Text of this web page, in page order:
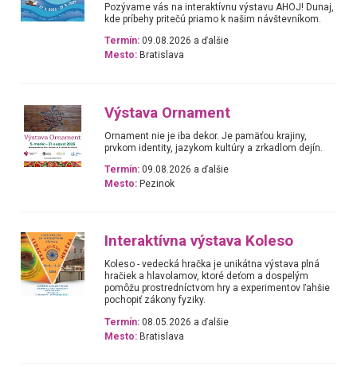
Pozývame vás na interaktívnu výstavu AHOJ! Dunaj,
kde príbehy pritečú priamo k našim návštevníkom.
Termín: 09.08.2026 a ďalšie
Mesto: Bratislava
Výstava Ornament
Ornament nie je iba dekor. Je pamäťou krajiny,
prvkom identity, jazykom kultúry a zrkadlom dejín.
Termín: 09.08.2026 a ďalšie
Mesto: Pezinok
Interaktívna výstava Koleso
Koleso - vedecká hračka je unikátna výstava plná
hračiek a hlavolamov, ktoré deťom a dospelým
pomôžu prostredníctvom hry a experimentov ľahšie
pochopiť zákony fyziky.
Termín: 08.05.2026 a ďalšie
Mesto: Bratislava